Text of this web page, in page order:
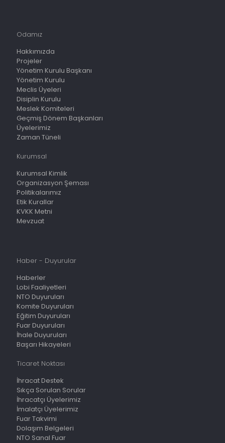
Odamız
Hakkımızda
Projeler
Yönetim Kurulu Başkanı
Yönetim Kurulu
Meclis Üyeleri
Disiplin Kurulu
Meslek Komiteleri
Geçmiş Dönem Başkanları
Üyelerimiz
Zaman Tüneli
Kurumsal
Kurumsal Kimlik
Organizasyon Şeması
Politikalarımız
Etik Kurallar
KVKK Metni
Mevzuat
Haber - Duyurular
Haberler
Lobi Faaliyetleri
NTO Duyuruları
Komite Duyuruları
Eğitim Duyuruları
Fuar Duyuruları
İhale Duyuruları
Başarı Hikayeleri
Ticaret Noktası
İhracat Destek
Sıkça Sorulan Sorular
İhracatçı Üyelerimiz
İmalatçı Üyelerimiz
Fuar Takvimi
Dolaşım Belgeleri
NTO Sanal Fuar